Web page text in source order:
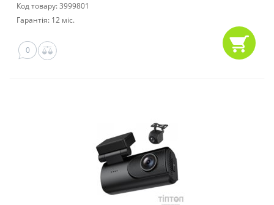
Код товару: 3999801
Гарантія: 12 міс.
0